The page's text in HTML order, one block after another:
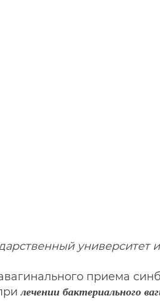
университет
приема
лечении бактериального